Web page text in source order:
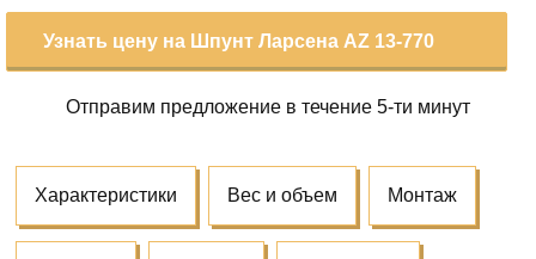
Узнать цену на Шпунт Ларсена AZ 13-770
Отправим предложение в течение 5-ти минут
Характеристики Вес и объем Монтаж